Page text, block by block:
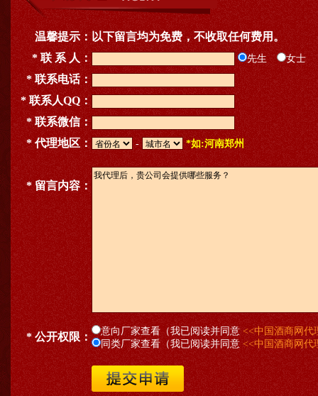
温馨提示： 以下留言均为免费，不收取任何费用。
* 联 系 人：
先生 女士
* 联系电话：
* 联系人QQ：
* 联系微信：
* 代理地区：
- *如:河南郑州
* 留言内容：
* 公开权限： 意向厂家查看（我已阅读并同意 <<中国酒商网代
同类厂家查看（我已阅读并同意 <<中国酒商网代